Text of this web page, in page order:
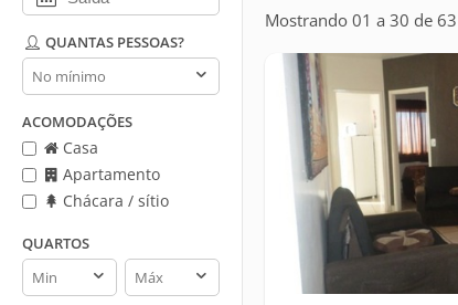
QUANTAS PESSOAS?
Quantas
pessoas?
ACOMODAÇÕES
Casa
Apartamento
Chácara / sítio
QUARTOS
Quartos
min
Quartos
max
Mostrando 01 a 30 de